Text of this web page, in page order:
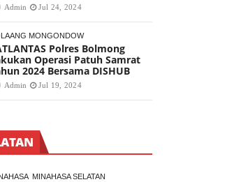
Admin Jul 24, 2024
MONGONDOW
Polres Bolmong
Operasi Patuh Samrat
2024 Bersama DISHUB
Admin Jul 19, 2024
MINAHASA SELATAN